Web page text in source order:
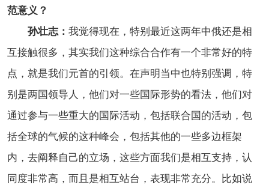
范意义？
孙壮志： 我觉得现在，特别最近这两年中俄还是相
互接触很多，其实我们这种综合合作有一个非常好的特
点，就是我们元首的引领。在声明当中也特别强调，特
别是两国领导人，他们对一些国际形势的看法，他们对
通过参与一些重大的国际活动，包括联合国的活动，包
括全球的气候的这种峰会，包括其他的一些多边框架
内，去阐释自己的立场，这些方面我们是相互支持，认
同度非常高，而且是相互站台，表现非常充分。比如说